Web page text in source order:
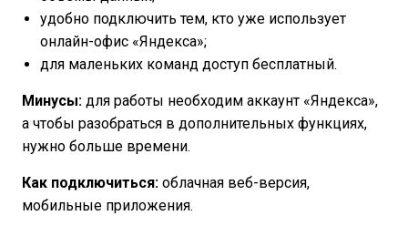
удобно подключить тем, кто уже использует
онлайн-офис «Яндекса»;
для маленьких команд доступ бесплатный.
Минусы: для работы необходим аккаунт «Яндекса»,
а чтобы разобраться в дополнительных функциях,
нужно больше времени.
Как подключиться: облачная веб-версия,
мобильные приложения.